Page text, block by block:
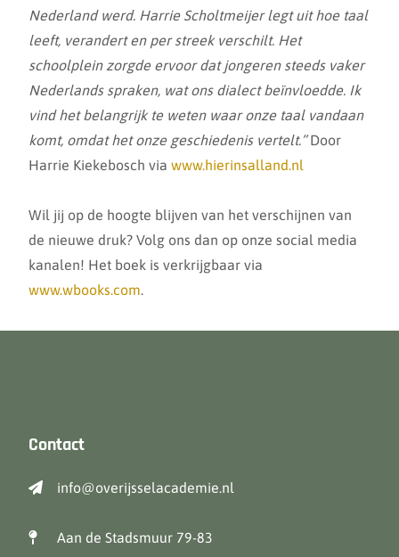
Nederland werd. Harrie Scholtmeijer legt uit hoe taal
leeft, verandert en per streek verschilt. Het
schoolplein zorgde ervoor dat jongeren steeds vaker
Nederlands spraken, wat ons dialect beïnvloedde. Ik
vind het belangrijk te weten waar onze taal vandaan
komt, omdat het onze geschiedenis vertelt.”Door
Harrie Kiekebosch via www.hierinsalland.nl
Wil jij op de hoogte blijven van het verschijnen van
de nieuwe druk? Volg ons dan op onze social media
kanalen! Het boek is verkrijgbaar via
www.wbooks.com.
Contact
info@overijsselacademie.nl
Aan de Stadsmuur 79-83